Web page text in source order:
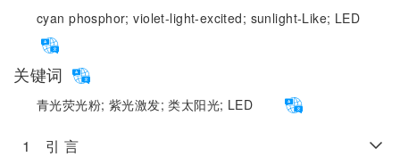
cyan phosphor;violet-light-excited; sunlight-Like; LED
关键词
青光荧光粉; 紫光激发;类太阳光; LED
1 引 言